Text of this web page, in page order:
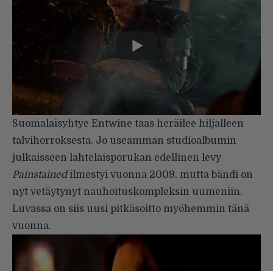
Suomalaisyhtye Entwine taas heräilee hiljalleen
talvihorroksesta. Jo useamman studioalbumin
julkaisseen lahtelaisporukan edellinen levy
Painstainedilmestyi vuonna 2009, mutta bändi on
nyt vetäytynyt nauhoituskompleksin uumeniin.
Luvassa on siis uusi pitkäsoitto myöhemmin tänä
vuonna.